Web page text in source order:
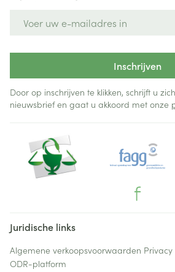
Inschrijven
Door op inschrijven te klikken, schrijft u
nieuwsbrief en gaat u akkoord met onze
Juridische links
Algemene verkoopsvoorwaarden
ODR-platform